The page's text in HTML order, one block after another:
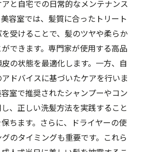
と自宅での日常的なメンテナンス
容室では、髪質に合ったトリート
受けることで、髪のツヤや柔らか
できます。専門家が使用する高品
の状態を最適化します。一方、自
ドバイスに基づいたケアを行いま
室で推奨されたシャンプーやコン
、正しい洗髪方法を実践すること
ちます。さらに、ドライヤーの使
のタイミングも重要です。これら